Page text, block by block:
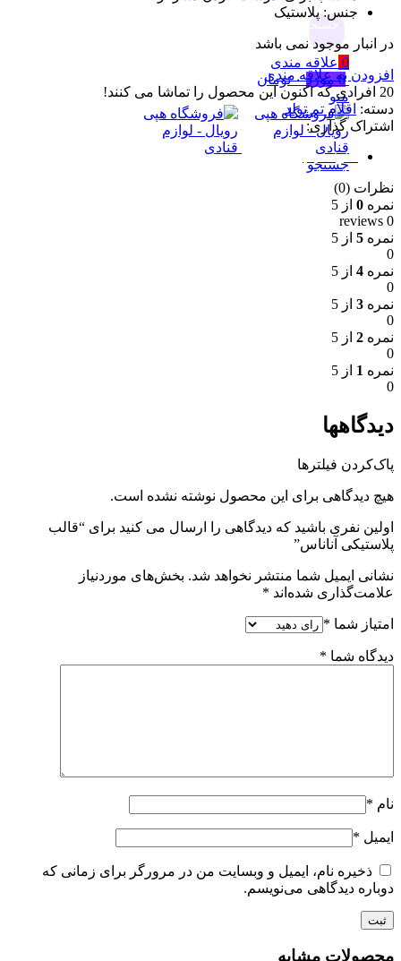
جستجو
0 علاقه مندی
0 مورد ۰ تومان
منو
جستجو
جنس: پلاستیک
در انبار موجود نمی باشد
افزودن به علاقه مندی
20 افرادی که اکنون این محصول را تماشا می کنند!
دسته: اقلام تم تولد
اشتراک گذاری:
نظرات (0)
نظرات (0)
نمره 0 از 5
0 reviews
نمره 5 از 5
0
نمره 4 از 5
0
نمره 3 از 5
0
نمره 2 از 5
0
نمره 1 از 5
0
دیدگاهها
پاک‌کردن فیلترها
هیچ دیدگاهی برای این محصول نوشته نشده است.
اولین نفری باشید که دیدگاهی را ارسال می کنید برای “قالب
پلاستیکی آناناس”
نشانی ایمیل شما منتشر نخواهد شد. بخش‌های موردنیاز
علامت‌گذاری شده‌اند *
امتیاز شما *
دیدگاه شما *
نام *
ایمیل *
ذخیره نام، ایمیل و وبسایت من در مرورگر برای زمانی که
دوباره دیدگاهی می‌نویسم.
محصولات مشابه